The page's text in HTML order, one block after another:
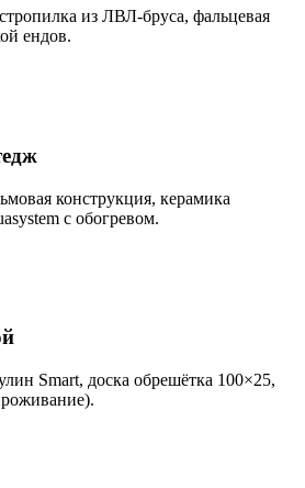
из ЛВЛ-бруса, фальцевая
ендов.
конструкция, керамика
с обогревом.
Smart, доска обрешётка 100×25,